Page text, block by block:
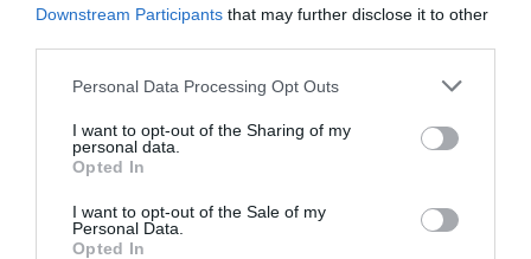
Downstream Participants that may further disclose it to other
Personal Data Processing Opt Outs
I want to opt-out of the Sharing of my
personal data.
Opted In
I want to opt-out of the Sale of my
Personal Data.
Opted In
Στα κοσμήματα, οι έντονες αποχρώσεις
βρίσκονται στο επίκεντρο. Τιρκουάζ, κόκκινο,
πράσινο και μωβ δίνουν ζωντάνια ακόμη και στο
πιο απλό σύνολο, ενώ φυσικά υλικά, χάντρες
και ρητίνη ενισχύουν τη χαλαρή, resort αισθητική
της σεζόν. Παράλληλα, τα βραχιόλια, που
συχνά δεν λαμβάνουν την ίδια προσοχήόσο